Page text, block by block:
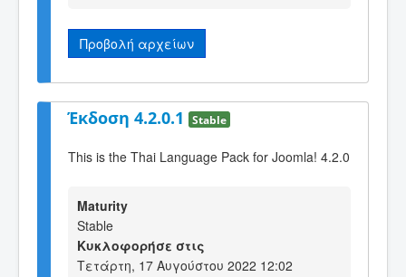
Προβολή αρχείων
Έκδοση 4.2.0.1 Stable
This is the Thai Language Pack for Joomla! 4.2.0
Maturity
Stable
Κυκλοφορήσε στις
Τετάρτη, 17 Αυγούστου 2022 12:02